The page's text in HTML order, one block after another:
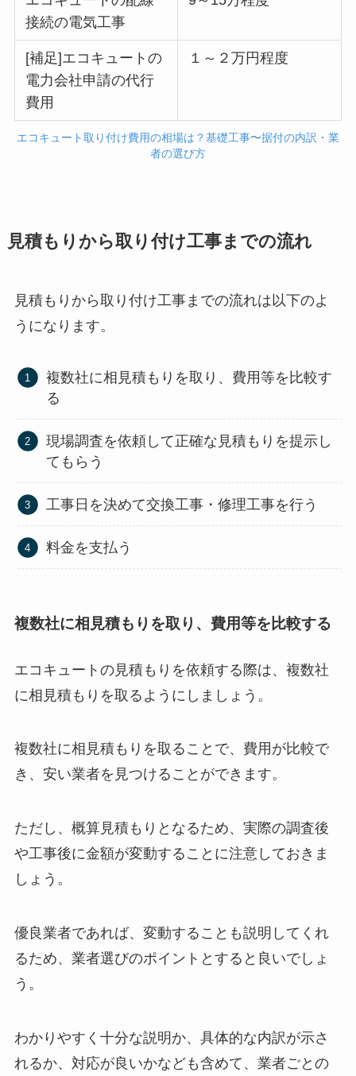
接続の電気工事
[補足]エコキュートの
電力会社申請の代行
費用
１～２万円程度
エコキュート取り付け費用の相場は？基礎工事〜据付の内訳・業
者の選び方
見積もりから取り付け工事までの流れ
見積もりから取り付け工事までの流れは以下のよ
うになります。
複数社に相見積もりを取り、費用等を比較す
る
現場調査を依頼して正確な見積もりを提示し
てもらう
工事日を決めて交換工事・修理工事を行う
料金を支払う
複数社に相見積もりを取り、費用等を比較する
エコキュートの見積もりを依頼する際は、複数社
に相見積もりを取るようにしましょう。
複数社に相見積もりを取ることで、費用が比較で
き、安い業者を見つけることができます。
ただし、概算見積もりとなるため、実際の調査後
や工事後に金額が変動することに注意しておきま
しょう。
優良業者であれば、変動することも説明してくれ
るため、業者選びのポイントとすると良いでしょ
う。
わかりやすく十分な説明か、具体的な内訳が示さ
れるか、対応が良いかなども含めて、業者ごとの